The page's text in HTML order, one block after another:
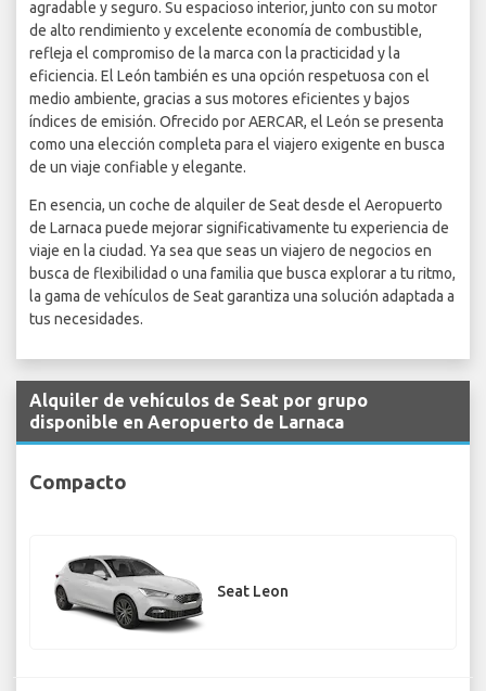
agradable y seguro. Su espacioso interior, junto con su motor
de alto rendimiento y excelente economía de combustible,
refleja el compromiso de la marca con la practicidad y la
eficiencia. El León también es una opción respetuosa con el
medio ambiente, gracias a sus motores eficientes y bajos
índices de emisión. Ofrecido por AERCAR, el León se presenta
como una elección completa para el viajero exigente en busca
de un viaje confiable y elegante.
En esencia, un coche de alquiler de Seat desde el Aeropuerto
de Larnaca puede mejorar significativamente tu experiencia de
viaje en la ciudad. Ya sea que seas un viajero de negocios en
busca de flexibilidad o una familia que busca explorar a tu ritmo,
la gama de vehículos de Seat garantiza una solución adaptada a
tus necesidades.
Alquiler de vehículos de Seat por grupo
disponible en Aeropuerto de Larnaca
Compacto
Seat Leon